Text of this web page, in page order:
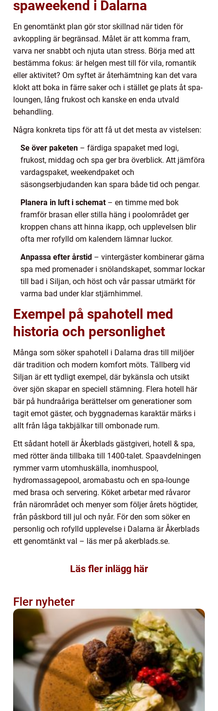
spaweekend i Dalarna
En genomtänkt plan gör stor skillnad när tiden för
avkoppling är begränsad. Målet är att komma fram,
varva ner snabbt och njuta utan stress. Börja med att
bestämma fokus: är helgen mest till för vila, romantik
eller aktivitet? Om syftet är återhämtning kan det vara
klokt att boka in färre saker och i stället ge plats åt spa-
loungen, lång frukost och kanske en enda utvald
behandling.
Några konkreta tips för att få ut det mesta av vistelsen:
Se över paketen – färdiga spapaket med logi,
frukost, middag och spa ger bra överblick. Att jämföra
vardagspaket, weekendpaket och
säsongserbjudanden kan spara både tid och pengar.
Planera in luft i schemat– en timme med bok
framför brasan eller stilla häng i poolområdet ger
kroppen chans att hinna ikapp, och upplevelsen blir
ofta mer rofylld om kalendern lämnar luckor.
Anpassa efter årstid – vintergäster kombinerar gärna
spa med promenader i snölandskapet, sommar lockar
till bad i Siljan, och höst och vår passar utmärkt för
varma bad under klar stjärnhimmel.
Exempel på spahotell med
historia och personlighet
Många som söker spahotell i Dalarna dras till miljöer
där tradition och modern komfort möts. Tällberg vid
Siljan är ett tydligt exempel, där bykänsla och utsikt
över sjön skapar en speciell stämning. Flera hotell här
bär på hundraåriga berättelser om generationer som
tagit emot gäster, och byggnadernas karaktär märks i
allt från låga takbjälkar till ombonade rum.
Ett sådant hotell är Åkerblads gästgiveri, hotell & spa,
med rötter ända tillbaka till 1400-talet. Spaavdelningen
rymmer varm utomhuskälla, inomhuspool,
hydromassagepool, aromabastu och en spa-lounge
med brasa och servering. Köket arbetar med råvaror
från närområdet och menyer som följer årets högtider,
från påskbord till jul och nyår. För den som söker en
personlig och rofylld upplevelse i Dalarna är Åkerblads
ett genomtänkt val – läs mer på akerblads.se.
Läs fler inlägg här
Fler nyheter